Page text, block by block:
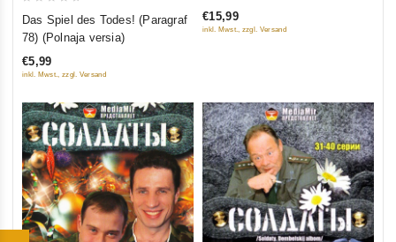
5
Das Spiel des Todes! (Paragraf
78) (Polnaja versia)
€5,99
inkl. Mwst., zzgl. Versand
5
€15,99
inkl. Mwst., zzgl. Versand